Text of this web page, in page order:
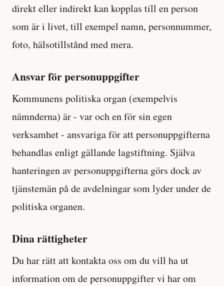
direkt eller indirekt kan kopplas till en person
som är i livet, till exempel namn, personnummer,
foto, hälsotillstånd med mera.
Ansvar för personuppgifter
Kommunens politiska organ (exempelvis
nämnderna) är - var och en för sin egen
verksamhet - ansvariga för att personuppgifterna
behandlas enligt gällande lagstiftning. Själva
hanteringen av personuppgifterna görs dock av
tjänstemän på de avdelningar som lyder under de
politiska organen.
Dina rättigheter
Du har rätt att kontakta oss om du vill ha ut
information om de personuppgifter vi har om